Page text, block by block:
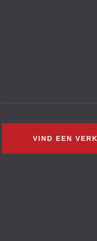
VIND EEN